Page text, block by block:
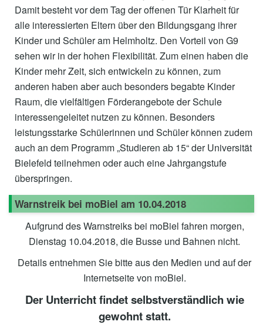
Damit besteht vor dem Tag der offenen Tür Klarheit für
alle interessierten Eltern über den Bildungsgang ihrer
Kinder und Schüler am Helmholtz. Den Vorteil von G9
sehen wir in der hohen Flexibilität. Zum einen haben die
Kinder mehr Zeit, sich entwickeln zu können, zum
anderen haben aber auch besonders begabte Kinder
Raum, die vielfältigen Förderangebote der Schule
interessengeleitet nutzen zu können. Besonders
leistungsstarke Schülerinnen und Schüler können zudem
auch an dem Programm „Studieren ab 15“ der Universität
Bielefeld teilnehmen oder auch eine Jahrgangstufe
überspringen.
Warnstreik bei moBiel am 10.04.2018
Aufgrund des Warnstreiks bei moBiel fahren morgen,
Dienstag 10.04.2018, die Busse und Bahnen nicht.
Details entnehmen Sie bitte aus den Medien und auf der
Internetseite von moBiel.
Der Unterricht findet selbstverständlich wie
gewohnt statt.